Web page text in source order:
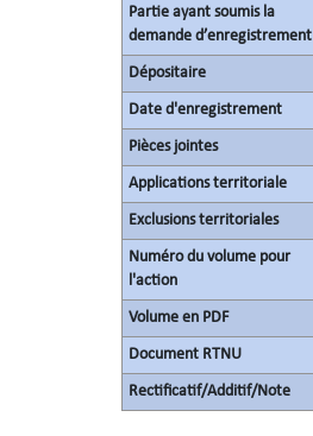
Partie ayant soumis la
demande d’enregistrement
Dépositaire
Date d'enregistrement
Pièces jointes
Applications territoriale
Exclusions territoriales
Numéro du volume pour
l'action
Volume en PDF
Document RTNU
Rectificatif/Additif/Note